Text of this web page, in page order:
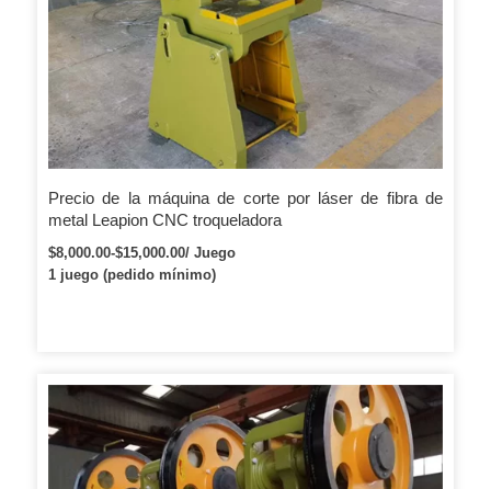
Precio de la máquina de corte por láser de fibra de
metal Leapion CNC troqueladora
$8,000.00-$15,000.00/ Juego
1 juego (pedido mínimo)